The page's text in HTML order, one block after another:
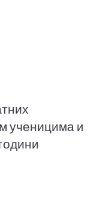
ученицима и